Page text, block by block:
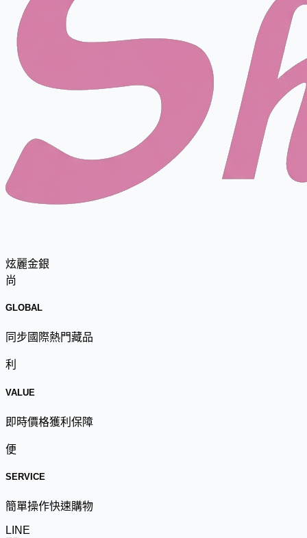
炫麗金銀
尚
GLOBAL
同步國際熱門藏品
利
VALUE
即時價格獲利保障
便
SERVICE
簡單操作快速購物
LINE